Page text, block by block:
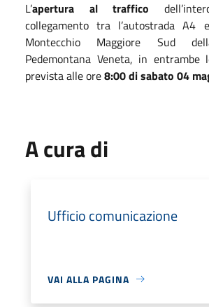
L’apertura al traffico
collegamento tra l’autostrada A4
Montecchio Maggiore Sud
Pedemontana Veneta, in entrambe
prevista alle ore8:00 di sabato 04
A cura di
Ufficio comunicazione
VAI ALLA PAGINA